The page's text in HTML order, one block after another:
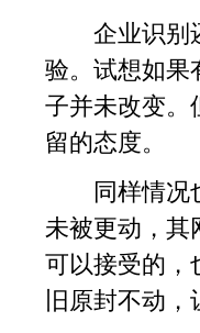
企业识别还
验。试想如果
子并未改变。
留的态度。
同样情况也
未被更动，其
可以接受的，
旧原封不动